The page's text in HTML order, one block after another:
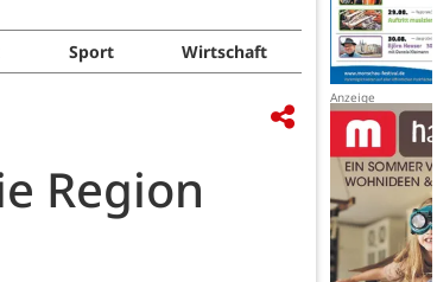
Sport Wirtschaft
Region